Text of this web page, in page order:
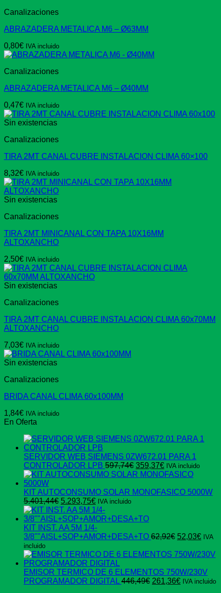
Canalizaciones
ABRAZADERA METALICA M6 – Ø63MM
0,80€ IVA incluido
Canalizaciones
ABRAZADERA METALICA M6 – Ø40MM
0,47€ IVA incluido
Sin existencias
Canalizaciones
TIRA 2MT CANAL CUBRE INSTALACION CLIMA 60×100
8,32€ IVA incluido
Sin existencias
Canalizaciones
TIRA 2MT MINICANAL CON TAPA 10X16MM
ALTOXANCHO
2,50€ IVA incluido
Sin existencias
Canalizaciones
TIRA 2MT CANAL CUBRE INSTALACION CLIMA 60x70MM
ALTOXANCHO
7,03€ IVA incluido
Sin existencias
Canalizaciones
BRIDA CANAL CLIMA 60x100MM
1,84€ IVA incluido
En Oferta
SERVIDOR WEB SIEMENS 0ZW672.01 PARA 1
CONTROLADOR LPB 597,74€ El
precio
era:
359,37€El
precio
es:
IVA incluido
KIT AUTOCONSUMO SOLAR MONOFASICO 5000W
5.401,44€ El
precio
original
era:
5.401,44€.
5.293,75€El
precio
actual
es:
5.293,75€.
IVA incluido
KIT INST. AA 5M 1/4-
3/8""AISL+SOP+AMOR+DESA+TO 62,92€ El
original
62,92€.
52,03€ElIVA
incluido
EMISOR TERMICO DE 6 ELEMENTOS 750W/230V
PROGRAMADOR DIGITAL 446,49€ El
261,36€ElIVA incluido